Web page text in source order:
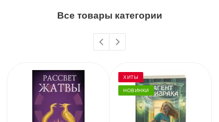
Все товары категории
ХИТЫ
НОВИНКИ